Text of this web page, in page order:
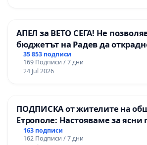
АПЕЛ за ВЕТО СЕГА! Не
бюджетът на Радев да
правата ни в тъмното
35 853 подписи
169 Подписи / 7 дни
24 Jul 2026
ПОДПИСКА от жителите на
Етрополе: Настояваме за ясни
“Елаците-МЕД” АД и от
163 подписи
162 Подписи / 7 дни